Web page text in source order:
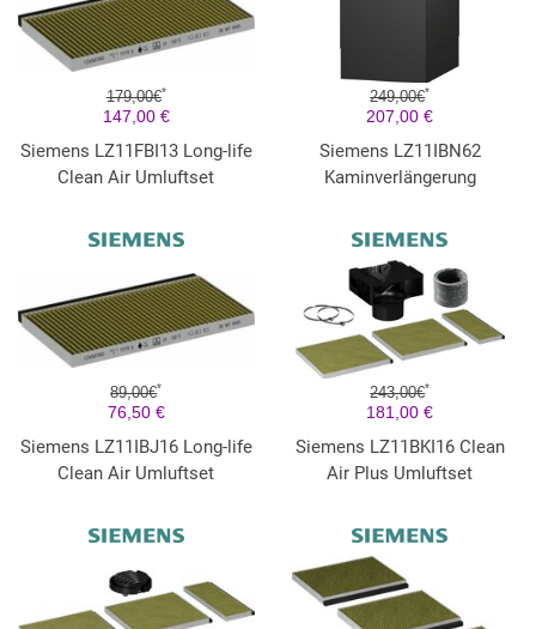
179,00€*
147,00 €
Siemens LZ11FBI13 Long-life
Clean Air Umluftset
249,00€*
207,00 €
Siemens LZ11IBN62
Kaminverlängerung
89,00€*
76,50 €
Siemens LZ11IBJ16 Long-life
Clean Air Umluftset
243,00€*
181,00 €
Siemens LZ11BKI16 Clean
Air Plus Umluftset